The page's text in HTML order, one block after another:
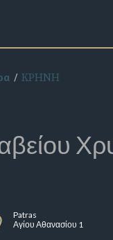
ΚΡΗΝΗ
Patras
Αγίου Αθανασίου 1